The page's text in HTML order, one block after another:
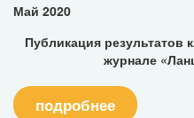
Май 2020
Публикация результатов
журнале
подробнее